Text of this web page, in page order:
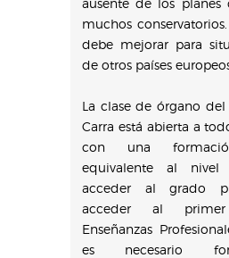
muchos
debe mejorar para
de otros países
La clase de órgano del
Carra está abierta a
con una
equivalente al nivel
acceder al grado
acceder al
Enseñanzas
es necesario